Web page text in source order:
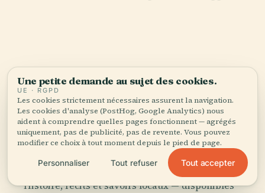
VOTRE CURATEUR PERSONNEL
Cimetière Central de Bogotá
tout entière,
bien racontée.
Guides audio pour 1 100+ villes dans 96 pays.
Histoire, récits et savoirs locaux — disponibles
Une petite demande au sujet des cookies.
UE · RGPD
Les cookies strictement nécessaires assurent la navigation.
Les cookies d'analyse (PostHog, Google Analytics) nous
aident à comprendre quelles pages fonctionnent — agrégés
uniquement, pas de publicité, pas de revente. Vous pouvez
modifier ce choix à tout moment depuis le pied de page.
Personnaliser Tout refuser Tout accepter